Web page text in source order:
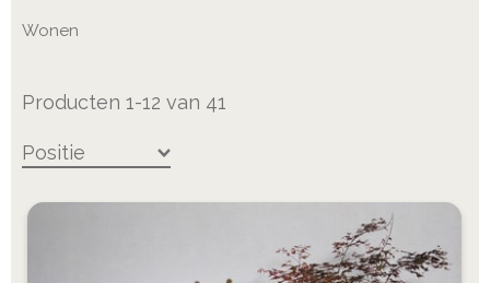
Wonen
Producten 1-12 van 41